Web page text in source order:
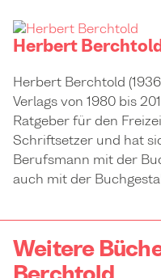
Herbert Berchtold
Herbert Berchtold
Verlags von 1980 bis
Ratgeber für den
Schriftsetzer und hat
Berufsmann mit der
auch mit der
Weitere